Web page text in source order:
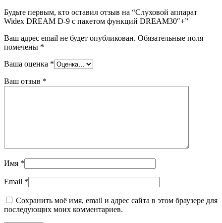
Будьте первым, кто оставил отзыв на “Слуховой аппарат
Widex DREAM D-9 c пакетом функций DREAM30″+”
Ваш адрес email не будет опубликован. Обязательные поля
помечены *
Ваша оценка *
Ваш отзыв *
Имя *
Email *
Сохранить моё имя, email и адрес сайта в этом браузере для
последующих моих комментариев.